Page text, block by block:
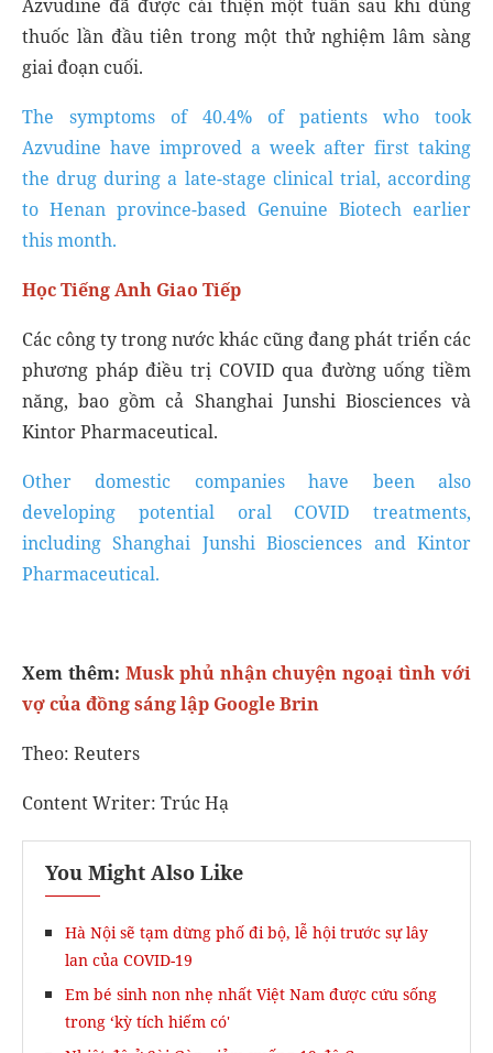
Azvudine đã được cải thiện một tuần sau khi dùng
thuốc lần đầu tiên trong một thử nghiệm lâm sàng
giai đoạn cuối.
The symptoms of 40.4% of patients who took
Azvudine have improved a week after first taking
the drug during a late-stage clinical trial, according
to Henan province-based Genuine Biotech earlier
this month.
Học Tiếng Anh Giao Tiếp
Các công ty trong nước khác cũng đang phát triển các
phương pháp điều trị COVID qua đường uống tiềm
năng, bao gồm cả Shanghai Junshi Biosciences và
Kintor Pharmaceutical.
Other domestic companies have been also
developing potential oral COVID treatments,
including Shanghai Junshi Biosciences and Kintor
Pharmaceutical.
Xem thêm: Musk phủ nhận chuyện ngoại tình với
vợ của đồng sáng lập Google Brin
Theo: Reuters
Content Writer: Trúc Hạ
You Might Also Like
Hà Nội sẽ tạm dừng phố đi bộ, lễ hội trước sự lây
lan của COVID-19
Em bé sinh non nhẹ nhất Việt Nam được cứu sống
trong ‘kỳ tích hiếm có'